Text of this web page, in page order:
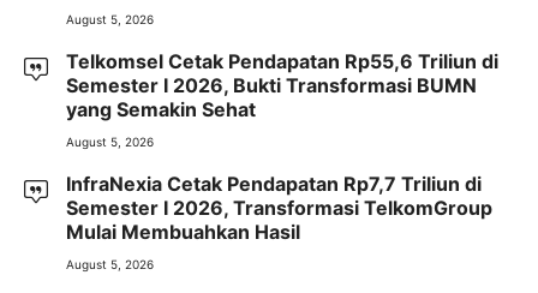
August 5, 2026
Telkomsel Cetak Pendapatan Rp55,6 Triliun di
Semester I 2026, Bukti Transformasi BUMN
yang Semakin Sehat
August 5, 2026
InfraNexia Cetak Pendapatan Rp7,7 Triliun di
Semester I 2026, Transformasi TelkomGroup
Mulai Membuahkan Hasil
August 5, 2026